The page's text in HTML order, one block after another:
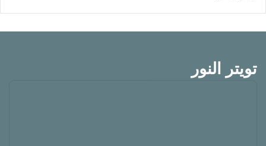
تويتر النور